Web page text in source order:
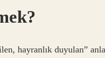
hayranlık duyulan”